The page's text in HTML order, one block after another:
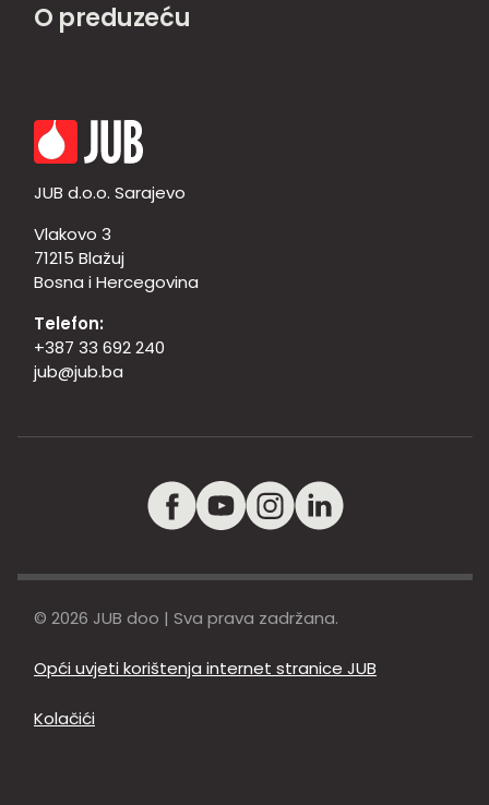
O preduzeću
JUB d.o.o. Sarajevo
Vlakovo 3
71215 Blažuj
Bosna i Hercegovina
Telefon:
+387 33 692 240
jub@jub.ba
© 2026 JUB doo | Sva prava zadržana.
Opći uvjeti korištenja internet stranice JUB
Kolačići